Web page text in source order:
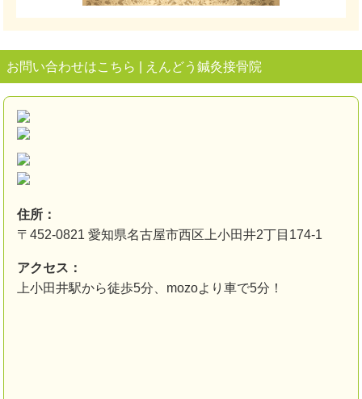
お問い合わせはこちら | えんどう鍼灸接骨院
住所：
〒452-0821 愛知県名古屋市西区上小田井2丁目174-1
アクセス：
上小田井駅から徒歩5分、mozoより車で5分！